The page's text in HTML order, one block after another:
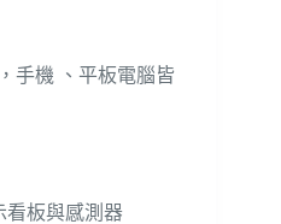
手機 、平板電腦皆
看板與感測器